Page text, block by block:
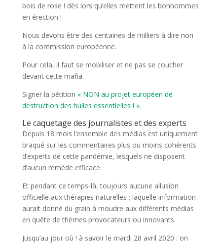
bois de rose ! dès lors qu’elles mettent les bonhommes
en érection !
Nous devons être des centaines de milliers à dire non
à la commission européenne.
Pour cela, il faut se mobiliser et ne pas se coucher
devant cette mafia.
Signer la pétition « NON au projet européen de
destruction des huiles essentielles ! ».
Le caquetage des journalistes et des experts
Depuis 18 mois l’ensemble des médias est uniquement
braqué sur les commentaires plus ou moins cohérents
d’experts de cette pandémie, lesquels ne disposent
d’aucun remède efficace.
Et pendant ce temps-là, toujours aucune allusion
officielle aux thérapies naturelles ; laquelle information
aurait donné du grain à moudre aux différents médias
en quête de thèmes provocateurs ou innovants.
Jusqu’au jour où ! à savoir le mardi 28 avril 2020 : on